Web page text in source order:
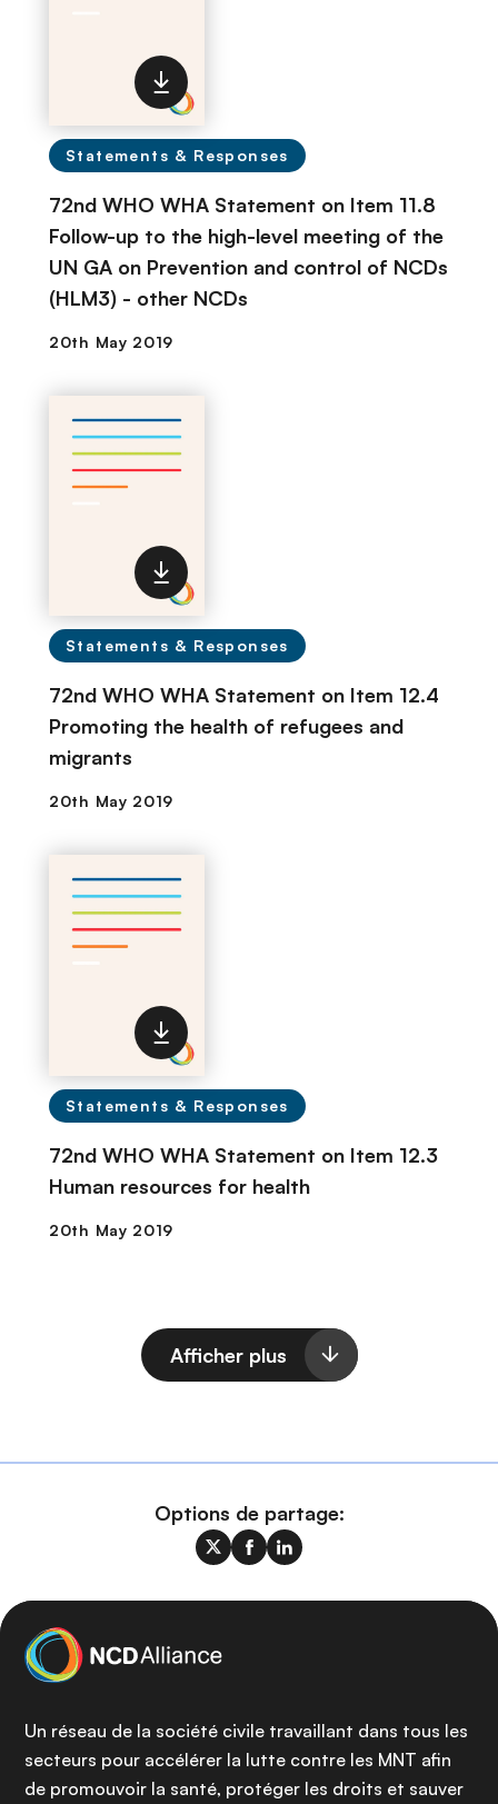
Statements & Responses
72nd WHO WHA Statement on Item 11.8
Follow-up to the high-level meeting of the
UN GA on Prevention and control of NCDs
(HLM3) - other NCDs
Statements & Responses
72nd WHO WHA Statement on Item 12.4
Promoting the health of refugees and
migrants
Statements & Responses
72nd WHO WHA Statement on Item 12.3
Human resources for health
Afficher plus
Options de partage:
Un réseau de la société civile travaillant dans tous les
secteurs pour accélérer la lutte contre les MNT afin
de promouvoir la santé, protéger les droits et sauver